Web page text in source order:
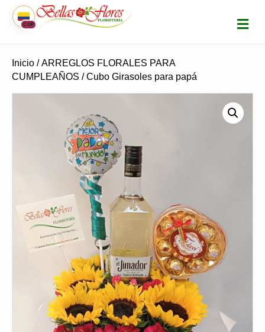
COP M
E
N
Inicio /ARREGLOS FLORALES PARA
CUMPLEAÑOS / Cubo Girasoles para papá